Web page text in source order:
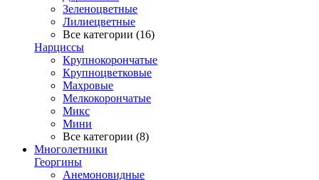
Зеленоцветные
Лилиецветные
Все категории (16)
Нарциссы
Крупнокорончатые
Крупноцветковые
Махровые
Мелкокорончатые
Микс
Мини
Все категории (8)
Многолетники
Георгины
Анемоновидные